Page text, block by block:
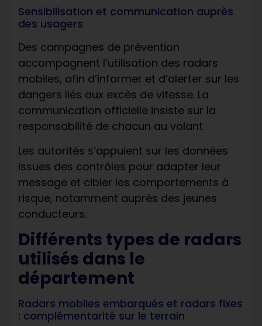
Sensibilisation et communication auprès
des usagers
Des campagnes de prévention
accompagnent l’utilisation des radars
mobiles, afin d’informer et d’alerter sur les
dangers liés aux excès de vitesse. La
communication officielle insiste sur la
responsabilité de chacun au volant.
Les autorités s’appuient sur les données
issues des contrôles pour adapter leur
message et cibler les comportements à
risque, notamment auprès des jeunes
conducteurs.
Différents types de radars
utilisés dans le
département
Radars mobiles embarqués et radars fixes
: complémentarité sur le terrain